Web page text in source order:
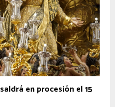
en procesión el 15